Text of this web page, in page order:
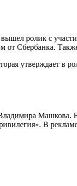
ролик с
Сбербанка.
утверждает в
Машкова.
В